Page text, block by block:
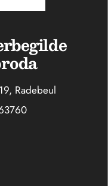
Radebeul